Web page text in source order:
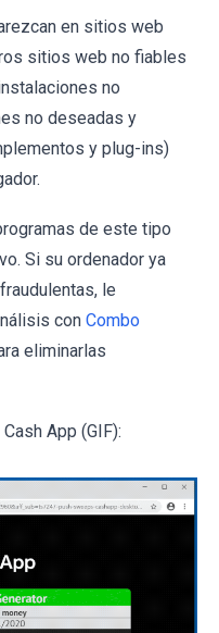
en sitios web
sitios web no fiables
no
no deseadas y
y plug-ins)
de este tipo
Si su ordenador ya
le
con Combo
eliminarlas
App (GIF):